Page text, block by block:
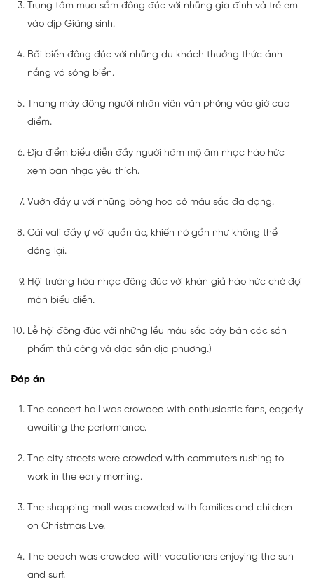
Trung tâm mua sắm đông đúc với những gia đình và trẻ em
vào dịp Giáng sinh.
Bãi biển đông đúc với những du khách thưởng thức ánh
nắng và sóng biển.
Thang máy đông người nhân viên văn phòng vào giờ cao
điểm.
Địa điểm biểu diễn đầy người hâm mộ âm nhạc háo hức
xem ban nhạc yêu thích.
Vườn đầy ự với những bông hoa có màu sắc đa dạng.
Cái vali đầy ự với quần áo, khiến nó gần như không thể
đóng lại.
Hội trường hòa nhạc đông đúc với khán giả háo hức chờ đợi
màn biểu diễn.
Lễ hội đông đúc với những lều màu sắc bày bán các sản
phẩm thủ công và đặc sản địa phương.)
Đáp án
The concert hall was crowded with enthusiastic fans, eagerly
awaiting the performance.
The city streets were crowded with commuters rushing to
work in the early morning.
The shopping mall was crowded with families and children
on Christmas Eve.
The beach was crowded with vacationers enjoying the sun
and surf.